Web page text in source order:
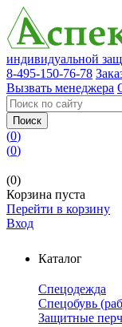
индивидуальной
8-495-150-76-78
Вызвать менеджера
Поиск
(0)
(0)
(0)
Корзина пуста
Перейти в корзину
Вход
Каталог
Спецодежда
Спецобувь
Защитные